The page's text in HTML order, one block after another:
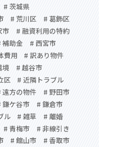
# 茨城県
# 荒川区
# 葛飾区
市
# 融資利用の特約
補助金
# 西宮市
費用
# 訳あり物件
境
# 越谷市
区
# 近隣トラブル
遠方の物件
# 野田市
鎌ケ谷市
# 鎌倉市
ル # 雑草
# 離婚
# 青梅市
# 非線引き
# 館山市
# 香取市